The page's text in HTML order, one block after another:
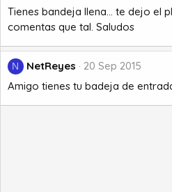
Tienes bandeja llena... te dejo el
comentas que tal. Saludos
N NetReyes
20 Sep 2015
Amigo tienes tu badeja de